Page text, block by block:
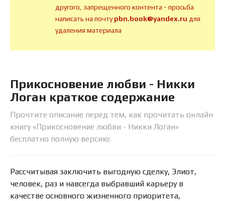
другого, запрещенного контента - просьба
написать на почтуpbn.book@yandex.ru для
удаления материала
Прикосновение любви - Никки
Логан краткое содержание
Прочтите описание перед тем, как прочитать онлайн
книгу «Прикосновение любви - Никки Логан»
бесплатно полную версию:
Рассчитывая заключить выгодную сделку, Элиот,
человек, раз и навсегда выбравший карьеру в
качестве основного жизненного приоритета,